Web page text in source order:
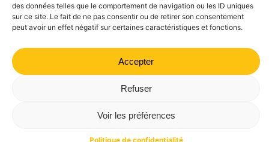
des données telles que le comportement de navigation ou les ID uniques
sur ce site. Le fait de ne pas consentir ou de retirer son consentement
peut avoir un effet négatif sur certaines caractéristiques et fonctions.
Accepter
Refuser
Voir les préférences
Politique de confidentialité
Mairie de Valdrôme | 14 rue Haute, 26310 Valdrôme | 04 75
21 40 70
Politique de confidentialité
Mentions légales Plan du site